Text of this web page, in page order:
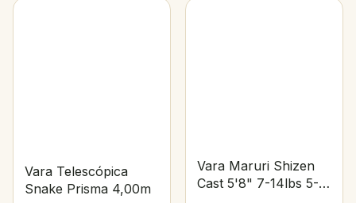
Vara Telescópica
Snake Prisma 4,00m
Vara Maruri Shizen
Cast 5'8" 7-14lbs 5-